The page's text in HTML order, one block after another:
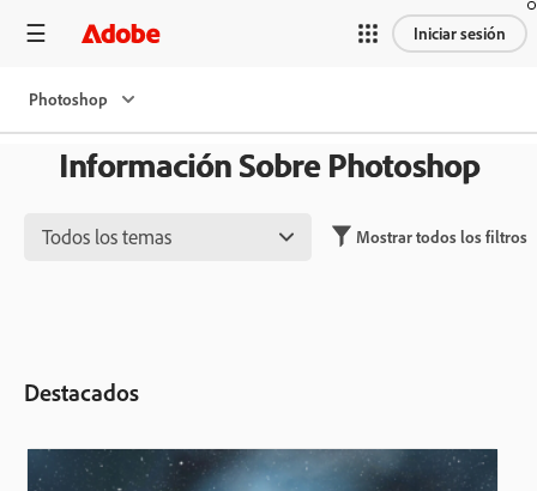
Iniciar sesión
Photoshop
Información Sobre Photoshop
Todos los temas Mostrar todos los filtros
Destacados